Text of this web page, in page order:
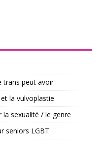
trans peut avoir
la vulvoplastie
sexualité / le genre
seniors LGBT